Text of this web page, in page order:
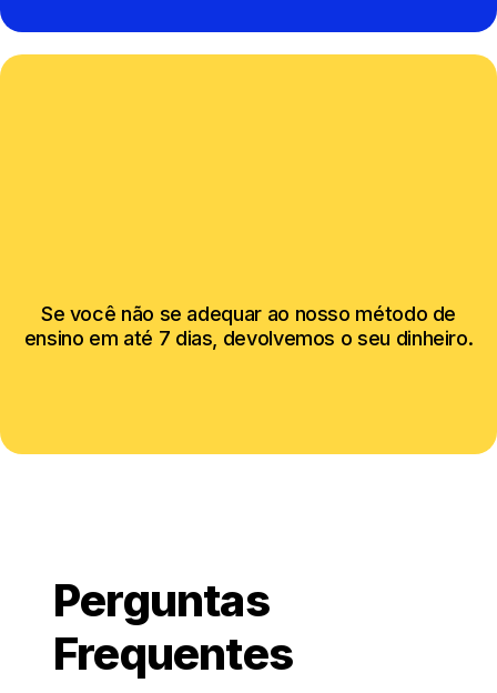
Se você não se adequar ao nosso método de
ensino em até 7 dias, devolvemos o seu dinheiro.
Perguntas
Frequentes